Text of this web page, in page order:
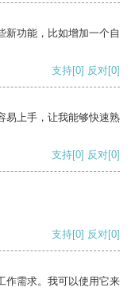
新功能，比如增加一个自
支持[0] 反对[0]
易上手，让我能够快速熟
支持[0] 反对[0]
支持[0] 反对[0]
作需求。我可以使用它来